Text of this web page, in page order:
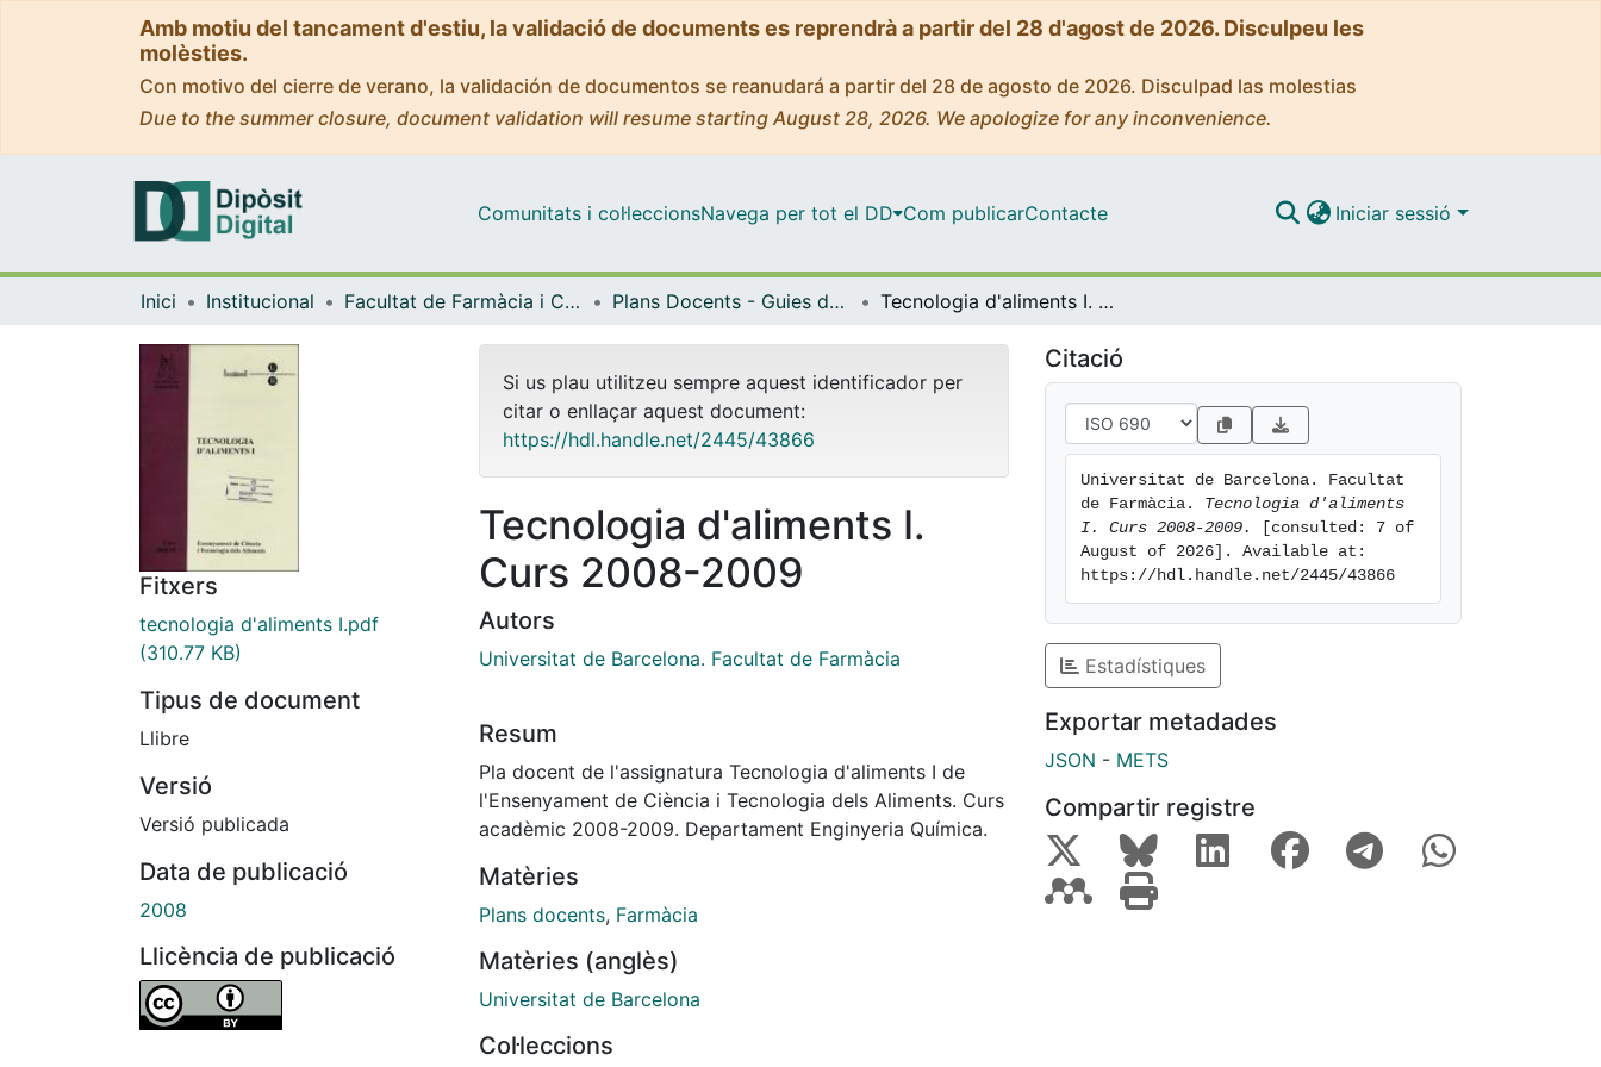
Amb motiu del tancament d'estiu, la validació de documents es reprendrà a partir del 28 d'agost de 2026. Disculpeu les
molèsties.
Con motivo del cierre de verano, la validación de documentos se reanudará a partir del 28 de agosto de 2026. Disculpad las molestias
Due to the summer closure, document validation will resume starting August 28, 2026. We apologize for any inconvenience.
Comunitats i col·leccionsNavega per tot el DD Com publicarContacte Iniciar sessió
Inici Institucional Facultat de Farmàcia i Ciències de l'Alimentació Plans Docents - Guies de l'estudiant (Facultat de Farmàcia i Ciències de l'Alimentació) Tecnologia d'aliments I. Curs 2008-2009
Fitxers
tecnologia d'aliments I.pdf
(310.77 KB)
Tipus de document
Llibre
Versió
Versió publicada
Data de publicació
2008
Llicència de publicació
Si us plau utilitzeu sempre aquest identificador per
citar o enllaçar aquest document:
https://hdl.handle.net/2445/43866
Tecnologia d'aliments I.
Curs 2008-2009
Autors
Universitat de Barcelona. Facultat de Farmàcia
Resum
Pla docent de l'assignatura Tecnologia d'aliments I de
l'Ensenyament de Ciència i Tecnologia dels Aliments. Curs
acadèmic 2008-2009. Departament Enginyeria Química.
Matèries
Plans docents, Farmàcia
Matèries (anglès)
Universitat de Barcelona
Col·leccions
Citació
Universitat de Barcelona. Facultat
de Farmàcia. Tecnologia d'aliments
I. Curs 2008-2009.
[consulted: 7 of
August of 2026]. Available at:
https://hdl.handle.net/2445/43866
Estadístiques
Exportar metadades
JSON - METS
Compartir registre